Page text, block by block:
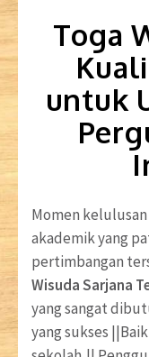
Toga
untuk
Momen
akademik yang
pertimbangan
Wisuda Sarjana
yang sangat
yang sukses